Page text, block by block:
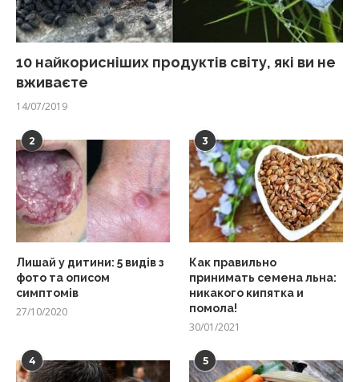
10 найкорисніших продуктів світу, які ви не
вживаєте
14/07/2019
2
Лишай у дитини: 5 видів з
фото та описом
симптомів
27/10/2020
3
Как правильно
принимать семена льна:
никакого кипятка и
помола!
30/01/2021
4 5